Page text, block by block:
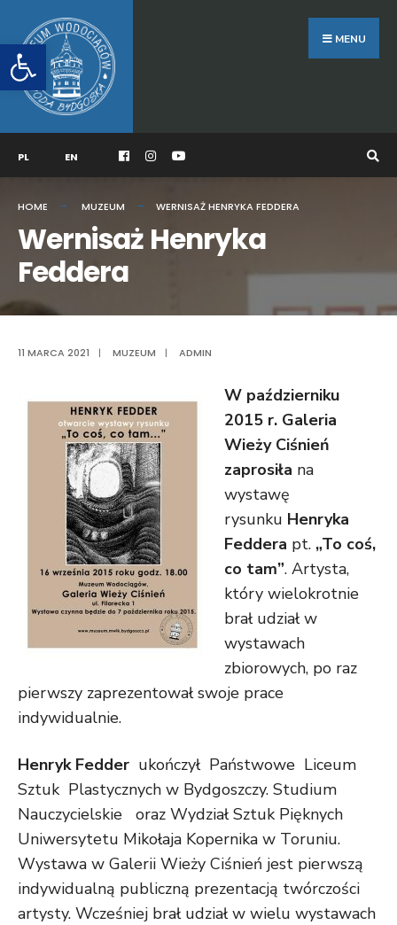
Otwórz pasek narzędzi
to
content
MENU
PL EN
HOME MUZEUM WERNISAŻ HENRYKA FEDDERA
Wernisaż Henryka
Feddera
11 MARCA 2021 | MUZEUM | ADMIN
W październiku
2015 r. Galeria
Wieży Ciśnień
zaprosiła na
wystawę
rysunku Henryka
Feddera pt. „To coś,
co tam”. Artysta,
który wielokrotnie
brał udział w
wystawach
zbiorowych, po raz
pierwszy zaprezentował swoje prace
indywidualnie.
Henryk Fedder ukończył Państwowe Liceum
Sztuk Plastycznych w Bydgoszczy. Studium
Nauczycielskie oraz Wydział Sztuk Pięknych
Uniwersytetu Mikołaja Kopernika w Toruniu.
Wystawa w Galerii Wieży Ciśnień jest pierwszą
indywidualną publiczną prezentacją twórczości
artysty. Wcześniej brał udział w wielu wystawach
for: